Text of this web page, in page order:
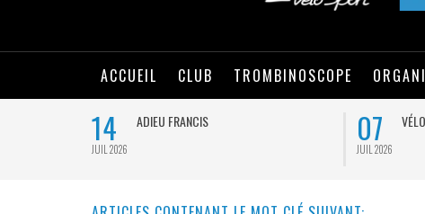
ACCUEIL CLUB TROMBINOSCOPE
14
JUIL 2026
ADIEU FRANCIS 07
JUIL 2026